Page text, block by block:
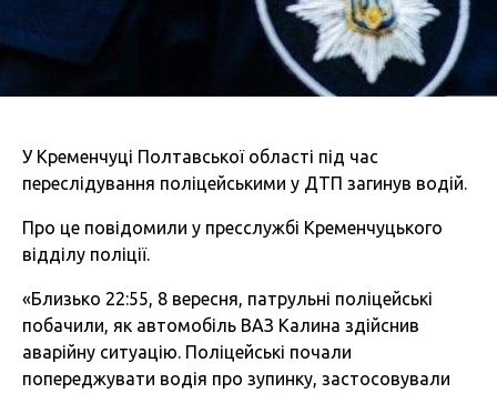
У Кременчуці Полтавської області під час
переслідування поліцейськими у ДТП загинув водій.
Про це повідомили у пресслужбі Кременчуцького
відділу поліції.
«Близько 22:55, 8 вересня, патрульні поліцейські
побачили, як автомобіль ВАЗ Калина здійснив
аварійну ситуацію. Поліцейські почали
попереджувати водія про зупинку, застосовували